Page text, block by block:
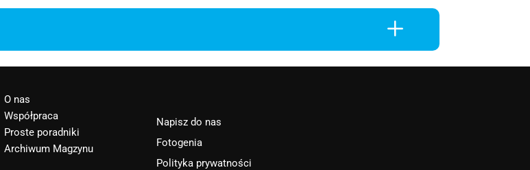
L
O nas
Współpraca
Proste poradniki
Archiwum Magzynu
Napisz do nas
Fotogenia
Polityka prywatności